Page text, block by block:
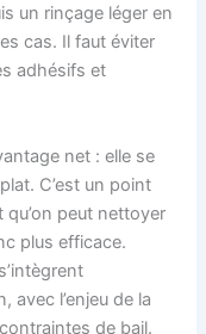
un rinçage léger en
cas. Il faut éviter
adhésifs et
net : elle se
C’est un point
peut nettoyer
plus efficace.
avec l’enjeu de la
de bail.